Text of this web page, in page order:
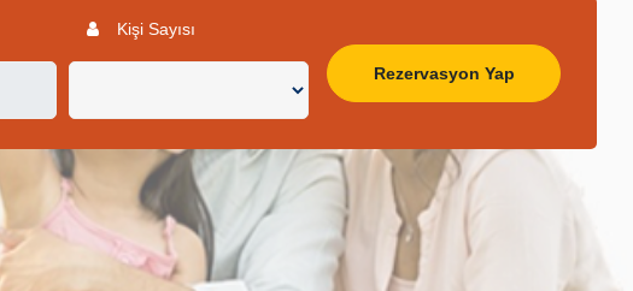
Kişi Sayısı
Rezervasyon Yap